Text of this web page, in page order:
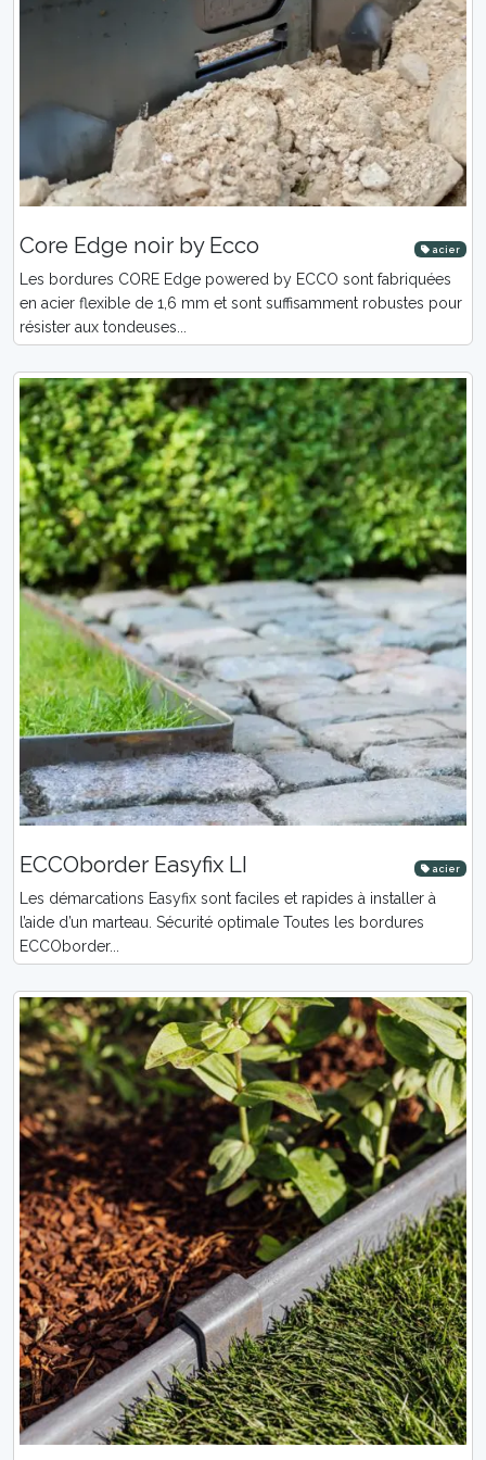
Core Edge noir by Ecco acier
Les bordures CORE Edge powered by ECCO sont fabriquées
en acier flexible de 1,6 mm et sont suffisamment robustes pour
résister aux tondeuses...
ECCOborder Easyfix LI acier
Les démarcations Easyfix sont faciles et rapides à installer à
l’aide d’un marteau. Sécurité optimale Toutes les bordures
ECCOborder...